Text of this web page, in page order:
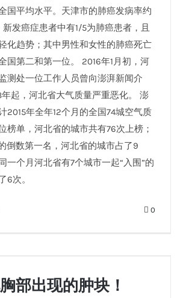
国平均水平。天津市的肺癌发病率约
发癌症患者中有1/5为肺癌患者，且
化趋势；其中男性和女性的肺癌死亡
国第二和第一位。 2016年1月初，河
测处一位工作人员曾向澎湃新闻介
起，河北省大气质量严重恶化。 澎
2015年全年12个月的全国74城空气质
榜单，河北省的城市共有76次上榜；
倒数第一名，河北省的城市占了9
一个月河北省有7个城市一起“入围”的
6次。
0
要重视胸部出现的肿块！
部出现的肿块！